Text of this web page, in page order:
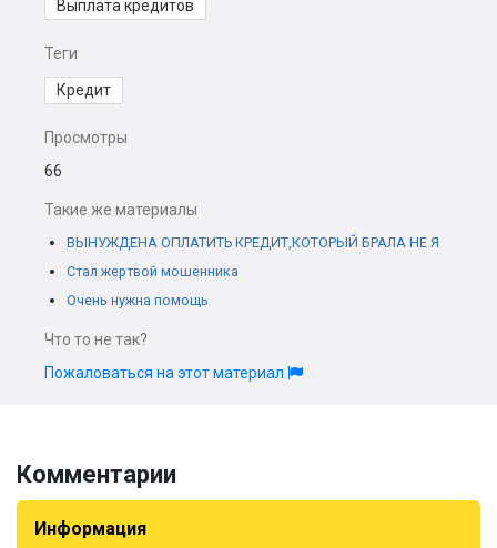
Выплата кредитов
Теги
Кредит
Просмотры
66
Такие же материалы
ВЫНУЖДЕНА ОПЛАТИТЬ КРЕДИТ,КОТОРЫЙ БРАЛА НЕ Я
Стал жертвой мошенника
Очень нужна помощь
Что то не так?
Пожаловаться на этот материал
Комментарии
Информация